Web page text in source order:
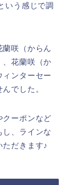
いう感じで調
蘭咲（からん
、花蘭咲（か
ィンターセー
でした。
クーポンなど
、ラインな
ただきます♪